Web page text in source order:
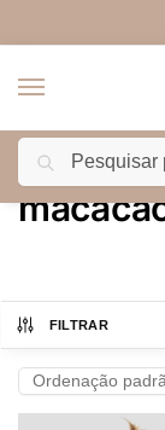
Início Produtos
FILTRAR